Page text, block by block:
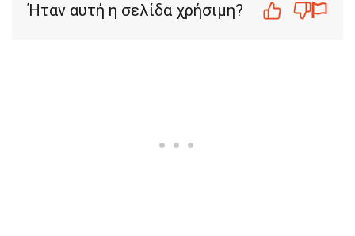
Ήταν αυτή η σελίδα χρήσιμη?